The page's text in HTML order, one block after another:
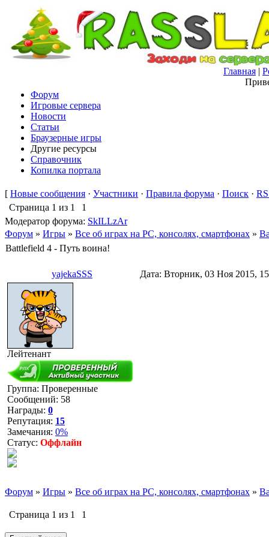
Главная |
Форум
Игровые сервера
Новости
Статьи
Браузерные игры
Другие ресурсы
Справочник
Копилка портала
[ Новые сообщения · Участники · Правила форума · Поиск ·
Страница 1 из 1
1
Модератор форума: SkILLzAr
Форум » Игры » Все об играх на PC, консолях, смартфонах »
Battlefield 4 - Путь воина!
yajekaSSS Дата: Вторник, 03 Ноя 2015,
Лейтенант
Группа: Проверенные
Сообщений: 58
Награды: 0
Репутация: 15
Замечания: 0%
Статус: Оффлайн
Форум » Игры » Все об играх на PC, консолях, смартфонах »
Страница 1 из 1 1